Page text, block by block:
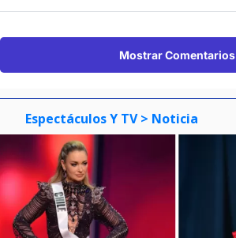
Mostrar Comentarios
Espectáculos Y TV > Noticia